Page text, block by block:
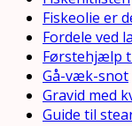
Fiskeolie er
Fordele ved
Førstehjælp
Gå-væk-snot
Gravid med
Guide til